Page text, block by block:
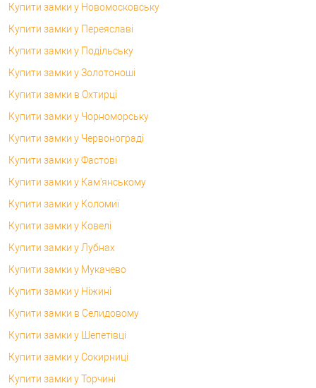
Купити замки у Новомосковську
Купити замки у Переяславі
Купити замки у Подільську
Купити замки у Золотоноші
Купити замки в Охтирці
Купити замки у Чорноморську
Купити замки у Червонограді
Купити замки у Фастові
Купити замки у Кам'янському
Купити замки у Коломиї
Купити замки у Ковелі
Купити замки у Лубнах
Купити замки у Мукачево
Купити замки у Ніжині
Купити замки в Селидовому
Купити замки у Шепетівці
Купити замки у Сокирниці
Купити замки у Торчині